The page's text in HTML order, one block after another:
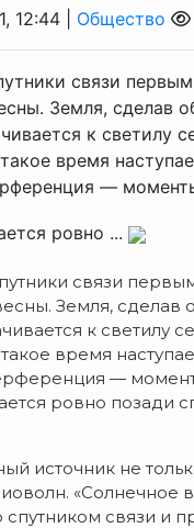
12:44 | Общество
связи
Земля, сделав
к светилу
время
—
ровно ...
связи
Земля, сделав
к светилу
время
—
ровно позади
источник не
«Солнечное
спутником связи и